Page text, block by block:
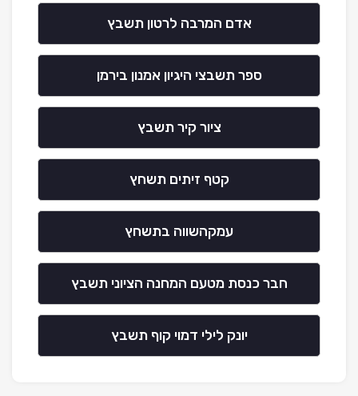
אדם המרבה לרטון תשבץ
ספר תשבצי היגיון אמנון בירמן
ציור קיר תשבץ
קטף זיתים תשחץ
עמקהשווה בתשחץ
חבר כנסת מטעם המחנה הציוני תשבץ
יונק לילי דמוי קוף תשבץ